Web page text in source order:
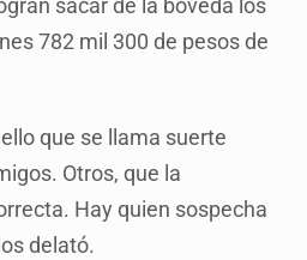
sacar de la bóveda los
782 mil 300 de pesos de
que se llama suerte
Otros, que la
Hay quien sospecha
delató.